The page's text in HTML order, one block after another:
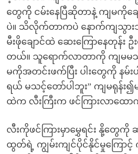
တွေကို ငမ်းနေပြီဆိုတာနဲ့ ကျမကိုချေ
ပဲ။ သိလိုက်တာကပဲ နောက်ကျသွား
မီးဖိုချောင်ထဲ ဆေးကြောနေတုန်း
တယ်။ သူရောက်လာတာကို ကျမမသိ
မကိုအတင်းဖက်ပြီး ပါးတွေကို နမ်း
ရယ် မသင့်တော်ပါဘူး” ကျမရုန်း၍
ထဲက လီးကြီးက ဖင်ကြားလာထေ
လီးကိုဖင်ကြားမှာမွှေရင်း နို့တွေကို
ထွတ်ရဲ့ ကျွမ်းကျင်ပိုင်နိုင်မှုကြော